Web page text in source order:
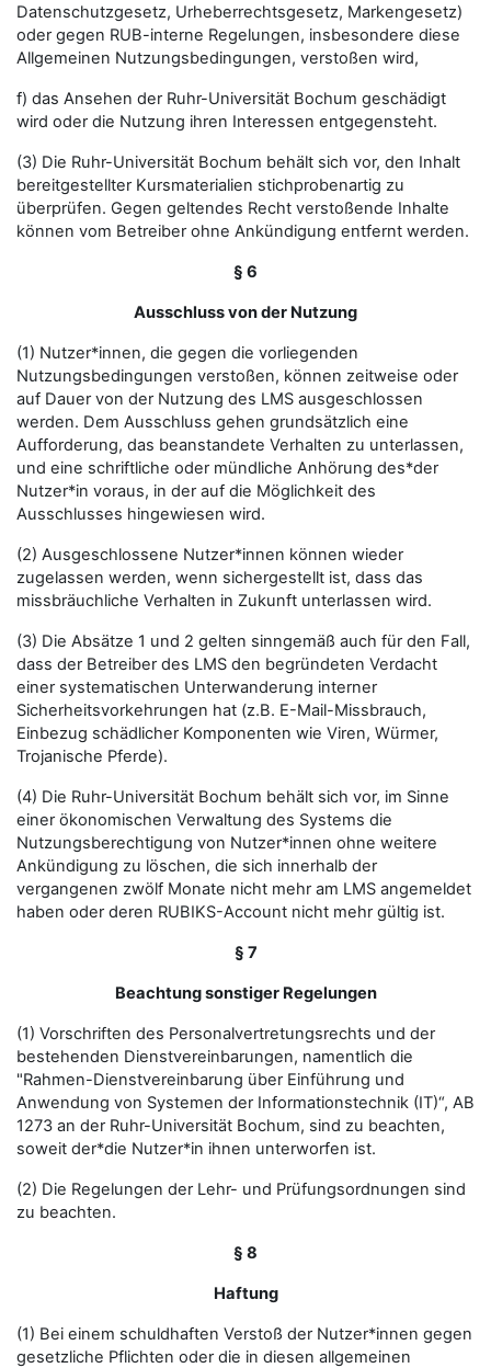
Datenschutzgesetz, Urheberrechtsgesetz, Markengesetz)
oder gegen RUB-interne Regelungen, insbesondere diese
Allgemeinen Nutzungsbedingungen, verstoßen wird,
f) das Ansehen der Ruhr-Universität Bochum geschädigt
wird oder die Nutzung ihren Interessen entgegensteht.
(3) Die Ruhr-Universität Bochum behält sich vor, den Inhalt
bereitgestellter Kursmaterialien stichprobenartig zu
überprüfen. Gegen geltendes Recht verstoßende Inhalte
können vom Betreiber ohne Ankündigung entfernt werden.
§ 6
Ausschluss von der Nutzung
(1) Nutzer*innen, die gegen die vorliegenden
Nutzungsbedingungen verstoßen, können zeitweise oder
auf Dauer von der Nutzung des LMS ausgeschlossen
werden. Dem Ausschluss gehen grundsätzlich eine
Aufforderung, das beanstandete Verhalten zu unterlassen,
und eine schriftliche oder mündliche Anhörung des*der
Nutzer*in voraus, in der auf die Möglichkeit des
Ausschlusses hingewiesen wird.
(2) Ausgeschlossene Nutzer*innen können wieder
zugelassen werden, wenn sichergestellt ist, dass das
missbräuchliche Verhalten in Zukunft unterlassen wird.
(3) Die Absätze 1 und 2 gelten sinngemäß auch für den Fall,
dass der Betreiber des LMS den begründeten Verdacht
einer systematischen Unterwanderung interner
Sicherheitsvorkehrungen hat (z.B. E-Mail-Missbrauch,
Einbezug schädlicher Komponenten wie Viren, Würmer,
Trojanische Pferde).
(4) Die Ruhr-Universität Bochum behält sich vor, im Sinne
einer ökonomischen Verwaltung des Systems die
Nutzungsberechtigung von Nutzer*innen ohne weitere
Ankündigung zu löschen, die sich innerhalb der
vergangenen zwölf Monate nicht mehr am LMS angemeldet
haben oder deren RUBIKS-Account nicht mehr gültig ist.
§ 7
Beachtung sonstiger Regelungen
(1) Vorschriften des Personalvertretungsrechts und der
bestehenden Dienstvereinbarungen, namentlich die
"Rahmen-Dienstvereinbarung über Einführung und
Anwendung von Systemen der Informationstechnik (IT)“, AB
1273 an der Ruhr-Universität Bochum, sind zu beachten,
soweit der*die Nutzer*in ihnen unterworfen ist.
(2) Die Regelungen der Lehr- und Prüfungsordnungen sind
zu beachten.
§ 8
Haftung
(1) Bei einem schuldhaften Verstoß der Nutzer*innen gegen
gesetzliche Pflichten oder die in diesen allgemeinen